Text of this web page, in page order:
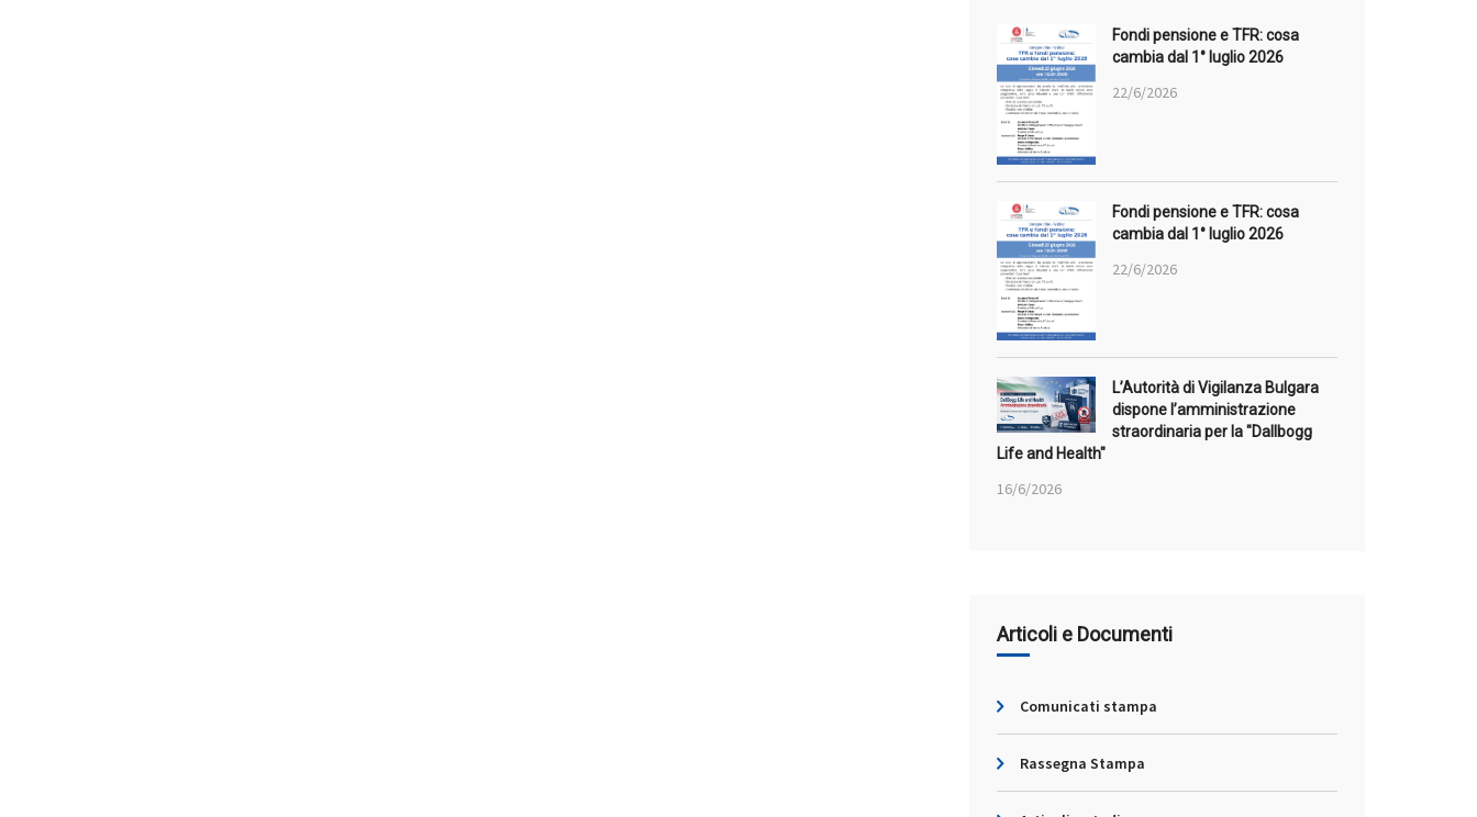
Fondi pensione e TFR: cosa
cambia dal 1° luglio 2026
22/6/2026
Fondi pensione e TFR: cosa
cambia dal 1° luglio 2026
22/6/2026
L’Autorità di Vigilanza Bulgara
dispone l’amministrazione
straordinaria per la "Dallbogg
Life and Health"
16/6/2026
Articoli e Documenti
Comunicati stampa
Rassegna Stampa